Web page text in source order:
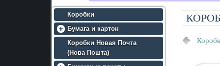
Коробки
Бумага и картон
• Крафт бумага (МЦБК)
• Крафт бумага (эко крафт)
Коробки Новая Почта
(Нова Пошта)